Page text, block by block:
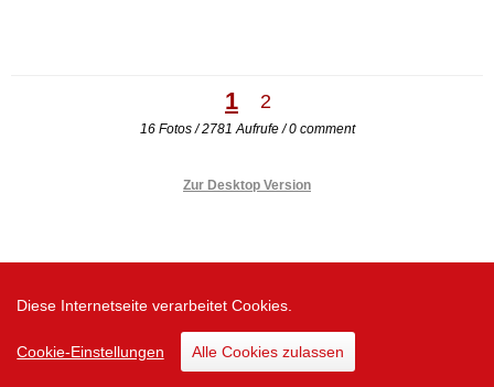
Diese Internetseite verarbeitet Cookies.
Cookie-Einstellungen Alle Cookies zulassen
1 2
16 Fotos / 2781 Aufrufe / 0 comment
Zur Desktop Version